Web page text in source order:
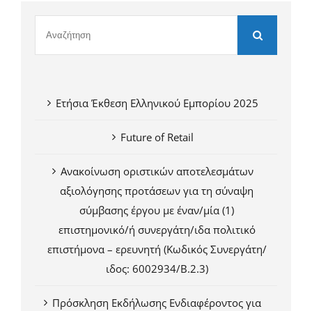
Ετήσια Έκθεση Ελληνικού Εμπορίου 2025
Future of Retail
Ανακοίνωση οριστικών αποτελεσμάτων
αξιολόγησης προτάσεων για τη σύναψη
σύμβασης έργου με έναν/μία (1)
επιστημονικό/ή συνεργάτη/ιδα πολιτικό
επιστήμονα – ερευνητή (Κωδικός Συνεργάτη/
ιδος: 6002934/Β.2.3)
Πρόσκληση Εκδήλωσης Ενδιαφέροντος για